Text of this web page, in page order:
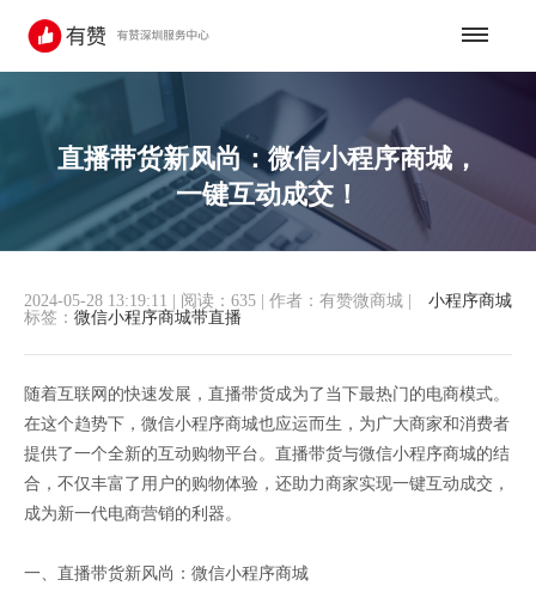
直播带货新风尚：微信小程序商城，
一键互动成交！
小程序商城
2024-05-28 13:19:11 阅读：635 作者：有赞微商城
标签： 微信小程序商城带直播
随着互联网的快速发展，直播带货成为了当下最热门的电商模式。
在这个趋势下，微信小程序商城也应运而生，为广大商家和消费者
提供了一个全新的互动购物平台。直播带货与微信小程序商城的结
合，不仅丰富了用户的购物体验，还助力商家实现一键互动成交，
成为新一代电商营销的利器。
一、直播带货新风尚：微信小程序商城